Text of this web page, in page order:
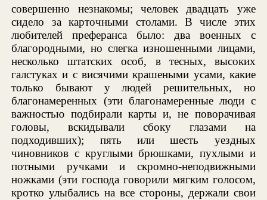
совершенно незнакомы; человек двадцать уже
сидело за карточными столами. В числе этих
любителей преферанса было: два военных с
благородными, но слегка изношенными лицами,
несколько штатских особ, в тесных, высоких
галстуках и с висячими крашеными усами, какие
только бывают у людей решительных, но
благонамеренных (эти благонамеренные люди с
важностью подбирали карты и, не поворачивая
головы, вскидывали сбоку глазами на
подходивших); пять или шесть уездных
чиновников с круглыми брюшками, пухлыми и
потными ручками и скромно-неподвижными
ножками (эти господа говорили мягким голосом,
кротко улыбались на все стороны, держали свои